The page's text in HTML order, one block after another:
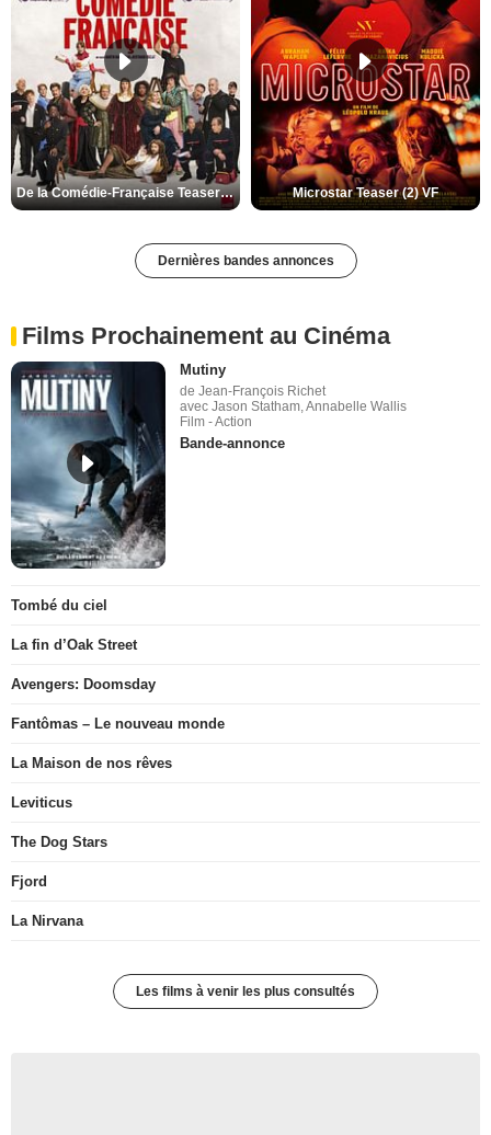
De la Comédie-Française Teaser (3) VF Microstar Teaser (2) VF
Dernières bandes annonces
Films Prochainement au Cinéma
Mutiny
de Jean-François Richet
avec Jason Statham, Annabelle Wallis
Film - Action
Bande-annonce
Tombé du ciel
La fin d’Oak Street
Avengers: Doomsday
Fantômas – Le nouveau monde
La Maison de nos rêves
Leviticus
The Dog Stars
Fjord
La Nirvana
Les films à venir les plus consultés